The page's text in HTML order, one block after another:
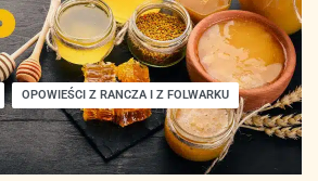
OPOWIEŚCI Z RANCZA I Z FOLWARKU